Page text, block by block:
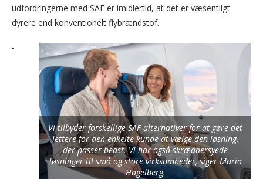
udfordringerne med SAF er imidlertid, at det er væsentligt
dyrere end konventionelt flybrændstof.
Vi tilbyder forskellige SAF-alternativer for at gøre det
lettere for den enkelte kunde at vælge den løsning,
der passer bedst. Vi har også skræddersyede
løsninger til små og store virksomheder, siger Maria
Hagelberg.
-